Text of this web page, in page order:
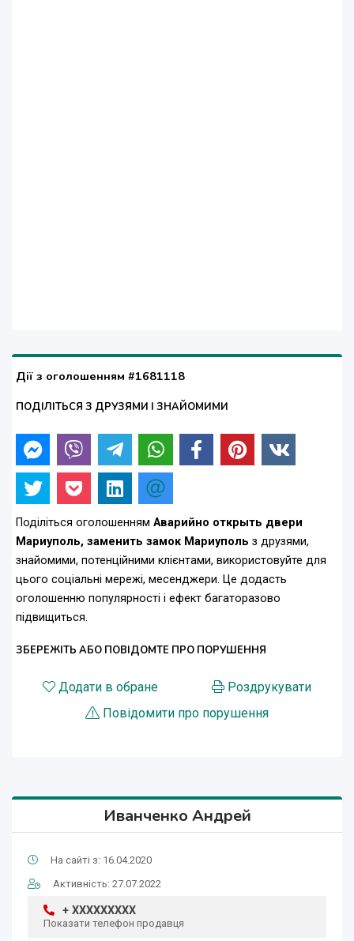
Дії з оголошенням #1681118
ПОДІЛІТЬСЯ З ДРУЗЯМИ І ЗНАЙОМИМИ
Поділіться оголошенням Аварийно открыть двери
Мариуполь, заменить замок Мариуполь з друзями,
знайомими, потенційними клієнтами, використовуйте для
цього соціальні мережі, месенджери. Це додасть
оголошенню популярності і ефект багаторазово
підвищиться.
ЗБЕРЕЖІТЬ АБО ПОВІДОМТЕ ПРО ПОРУШЕННЯ
Додати в обране
Роздрукувати
Повідомити про порушення
Иванченко Андрей
На сайті з: 16.04.2020
Активність: 27.07.2022
+ XXXXXXXXX
Показати телефон продавця